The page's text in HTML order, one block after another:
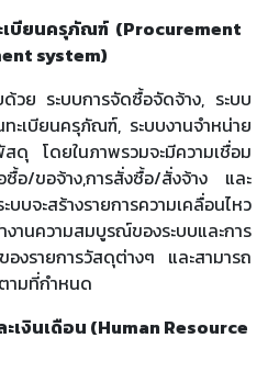
เบียนครุภัณฑ์ (Procurement
system)
ระบบการจัดซื้อจัดจ้าง, ระบบ
ะเบียนครุภัณฑ์, ระบบงานจำหน่าย
โดยในภาพรวมจะมีความเชื่อม
ซื้อ/ขอจ้าง,การสั่งซื้อ/สั่งจ้าง และ
บจะสร้างรายการความเคลื่อนไหว
นความสมบูรณ์ของระบบและการ
ของรายการวัสดุต่างๆ และสามารถ
ามที่กำหนด
เงินเดือน (Human Resource